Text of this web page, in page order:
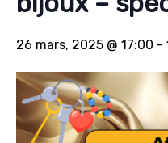
26 mars, 2025 @ 17:00 -